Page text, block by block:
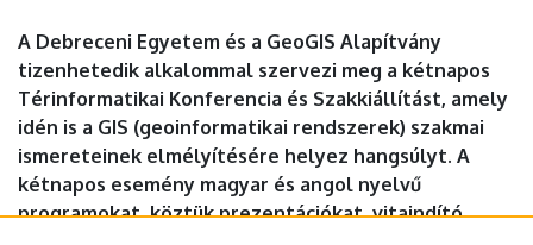
A Debreceni Egyetem és a GeoGIS Alapítvány
tizenhetedik alkalommal szervezi meg a kétnapos
Térinformatikai Konferencia és Szakkiállítást, amely
idén is a GIS (geoinformatikai rendszerek) szakmai
ismereteinek elmélyítésére helyez hangsúlyt. A
kétnapos esemény magyar és angol nyelvű
programokat, köztük prezentációkat, vitaindító